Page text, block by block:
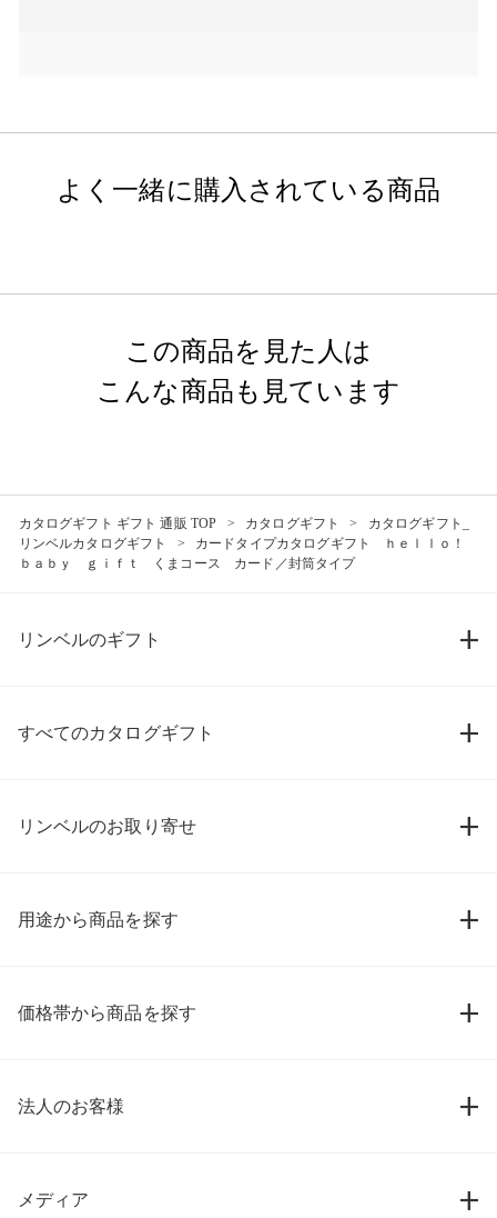
よく一緒に購入されている商品
この商品を見た人は
こんな商品も見ています
カタログギフト ギフト 通販 TOP カタログギフト
カタログギフト_
リンベルカタログギフト
カードタイプカタログギフト ｈｅｌｌｏ！
ｂａｂｙ ｇｉｆｔ くまコース カード／封筒タイプ
リンベルのギフト
すべてのカタログギフト
リンベルのお取り寄せ
用途から商品を探す
価格帯から商品を探す
法人のお客様
メディア